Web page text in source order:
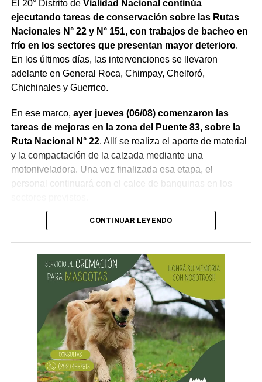
El 20° Distrito de Vialidad Nacional continúa
ejecutando tareas de conservación sobre las Rutas
Nacionales N° 22 y N° 151, con trabajos de bacheo en
frío en los sectores que presentan mayor deterioro.
En los últimos días, las intervenciones se llevaron
adelante en General Roca, Chimpay, Chelforó,
Chichinales y Guerrico.
En ese marco, ayer jueves (06/08) comenzaron las
tareas de mejoras en la zona del Puente 83, sobre la
Ruta Nacional N° 22. Allí se realiza el aporte de material
y la compactación de la calzada mediante una
motoniveladora. Una vez finalizada esa etapa, el
personal continuará con el calce de banquinas en los
Desde Vialidad Nacional informaron que,durante las
próximas semanas, el operativo de bacheo será
reforzado con dos nuevas cuadrillas de trabajo y dos
camiones bacheadores, lo que permitirá incrementar
CONTINUAR LEYENDO